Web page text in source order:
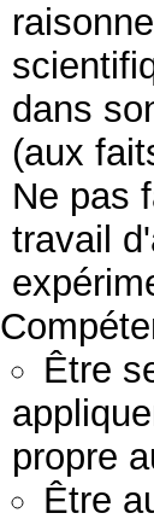
dans
(aux
Ne pas
travail
Être
propre
Être